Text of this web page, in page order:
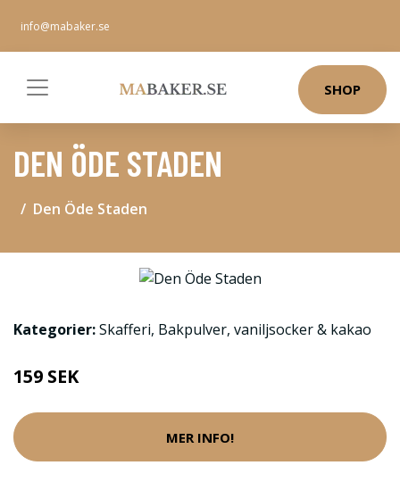
info@mabaker.se
SHOP
DEN ÖDE STADEN
Den Öde Staden
Kategorier:Skafferi, Bakpulver, vaniljsocker & kakao
159 SEK
MER INFO!